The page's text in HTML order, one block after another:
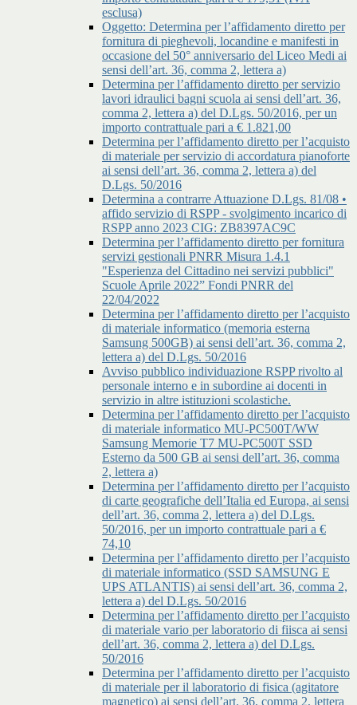
esclusa)
Oggetto: Determina per l’affidamento diretto per
fornitura di pieghevoli, locandine e manifesti in
occasione del 50° anniversario del Liceo Medi ai
sensi dell’art. 36, comma 2, lettera a)
Determina per l’affidamento diretto per servizio
lavori idraulici bagni scuola ai sensi dell’art. 36,
comma 2, lettera a) del D.Lgs. 50/2016, per un
importo contrattuale pari a € 1.821,00
Determina per l’affidamento diretto per l’acquisto
di materiale per servizio di accordatura pianoforte
ai sensi dell’art. 36, comma 2, lettera a) del
D.Lgs. 50/2016
Determina a contrarre Attuazione D.Lgs. 81/08 •
affido servizio di RSPP - svolgimento incarico di
RSPP anno 2023 CIG: ZB8397AC9C
Determina per l’affidamento diretto per fornitura
servizi gestionali PNRR Misura 1.4.1
"Esperienza del Cittadino nei servizi pubblici"
Scuole Aprile 2022” Fondi PNRR del
22/04/2022
Determina per l’affidamento diretto per l’acquisto
di materiale informatico (memoria esterna
Samsung 500GB) ai sensi dell’art. 36, comma 2,
lettera a) del D.Lgs. 50/2016
Avviso pubblico individuazione RSPP rivolto al
personale interno e in subordine ai docenti in
servizio in altre istituzioni scolastiche.
Determina per l’affidamento diretto per l’acquisto
di materiale informatico MU-PC500T/WW
Samsung Memorie T7 MU-PC500T SSD
Esterno da 500 GB ai sensi dell’art. 36, comma
2, lettera a)
Determina per l’affidamento diretto per l’acquisto
di carte geografiche dell’Italia ed Europa, ai sensi
dell’art. 36, comma 2, lettera a) del D.Lgs.
50/2016, per un importo contrattuale pari a €
74,10
Determina per l’affidamento diretto per l’acquisto
di materiale informatico (SSD SAMSUNG E
UPS ATLANTIS) ai sensi dell’art. 36, comma 2,
lettera a) del D.Lgs. 50/2016
Determina per l’affidamento diretto per l’acquisto
di materiale vario per laboratorio di fiisca ai sensi
dell’art. 36, comma 2, lettera a) del D.Lgs.
50/2016
Determina per l’affidamento diretto per l’acquisto
di materiale per il laboratorio di fisica (agitatore
magnetico) ai sensi dell’art. 36, comma 2, lettera